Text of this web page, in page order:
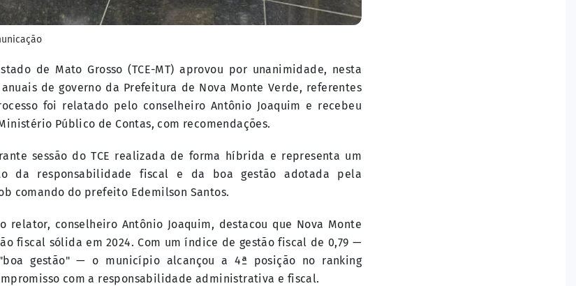
de Mato Grosso (TCE-MT) aprovou por unanimidade, nesta
de governo da Prefeitura de Nova Monte Verde, referentes
foi relatado pelo conselheiro Antônio Joaquim e recebeu
Público de Contas, com recomendações.
sessão do TCE realizada de forma híbrida e representa um
da responsabilidade fiscal e da boa gestão adotada pela
comando do prefeito Edemilson Santos.
relator, conselheiro Antônio Joaquim, destacou que Nova Monte
fiscal sólida em 2024. Com um índice de gestão fiscal de 0,79 —
gestão" — o município alcançou a 4ª posição no ranking
com a responsabilidade administrativa e fiscal.